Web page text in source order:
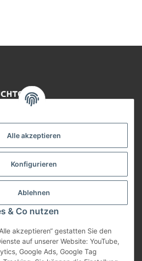
Alle akzeptieren
Konfigurieren
Ablehnen
& Co nutzen
akzeptieren“ gestatten Sie den
auf unserer Website: YouTube,
Google Ads, Google Tag